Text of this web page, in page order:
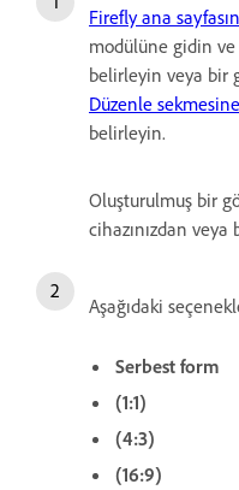
Firefly ana
modülüne gidin ve
belirleyin veya bir
Düzenle sekmesine
belirleyin.
Oluşturulmuş bir
cihazınızdan
Aşağıdaki
Serbest form
(1:1)
(4:3)
(16:9)